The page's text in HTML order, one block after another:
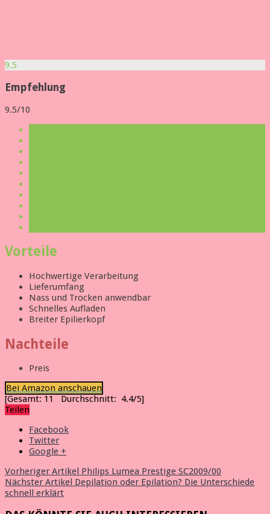
9.5
Empfehlung
9.5/10
Vorteile
Hochwertige Verarbeitung
Lieferumfang
Nass und Trocken anwendbar
Schnelles Aufladen
Breiter Epilierkopf
Nachteile
Preis
Bei Amazon anschauen
[Gesamt: 11 Durchschnitt: 4.4/5]
Teilen
Facebook
Twitter
Google +
Vorheriger Artikel Philips Lumea Prestige SC2009/00
Nächster Artikel Depilation oder Epilation? Die Unterschiede
schnell erklärt